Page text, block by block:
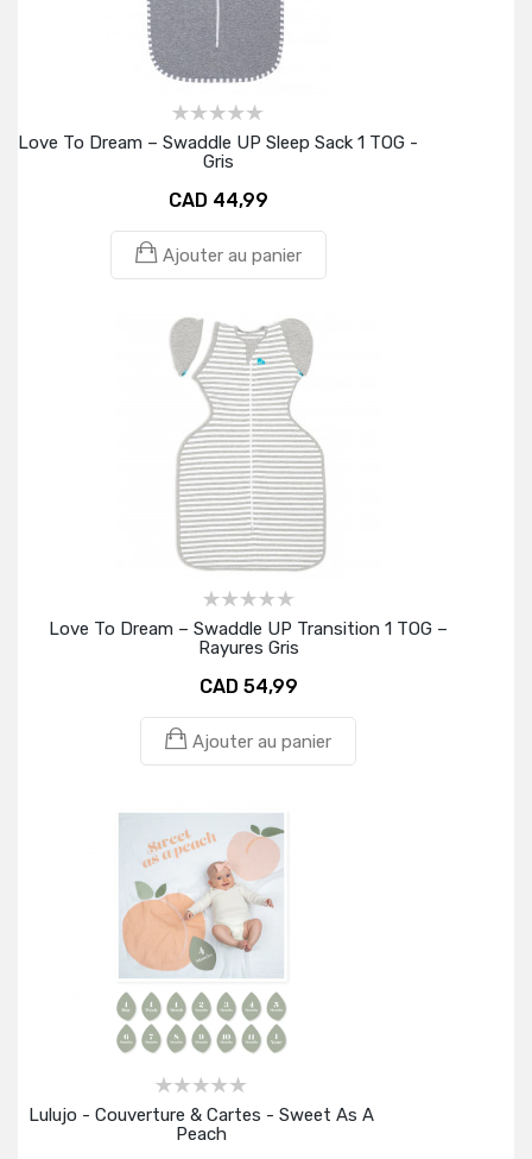
Love To Dream – Swaddle UP Sleep Sack 1 TOG -
Gris
CAD 44,99
Ajouter au panier
Love To Dream – Swaddle UP Transition 1 TOG –
Rayures Gris
CAD 54,99
Ajouter au panier
Lulujo - Couverture & Cartes - Sweet As A
Peach